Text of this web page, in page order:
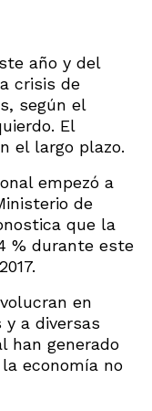
año y del
crisis de
según el
El
el largo plazo.
empezó a
de
que la
% durante este
en
a diversas
han generado
economía no